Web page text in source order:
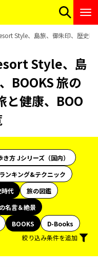
Style、島旅、御朱印、歴史
Style、島
BOOKS 旅の
と健康、BOO
き方 Jシリーズ（国内）
ランキング&テクニック
時代
旅の図鑑
名言＆絶景
BOOKS
D-Books
絞り込み条件を追加